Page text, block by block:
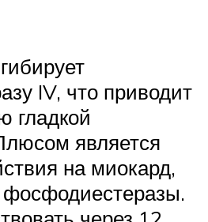
IV, что приводит
гладкой
является
на миокард,
фосфодиестеразы.